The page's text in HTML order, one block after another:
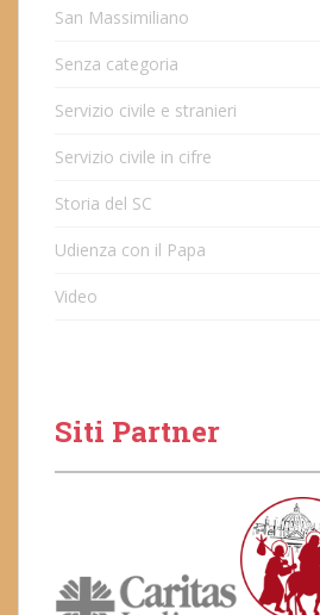
San Massimiliano
Senza categoria
Servizio civile e stranieri
Servizio civile in cifre
Storia del SC
Udienza con il Papa
Video
Siti Partner